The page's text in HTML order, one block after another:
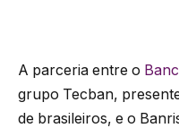
A parceria entre o
grupo Tecban,
de brasileiros, e o